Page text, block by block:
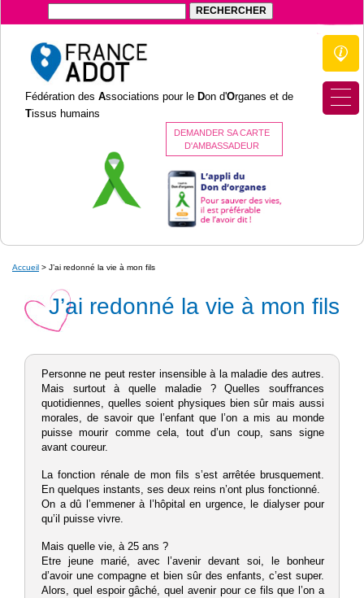
Fédération des Associations pour le Don d'Organes et de
Tissus humains
DEMANDER SA CARTE
D'AMBASSADEUR
Accueil > J’ai redonné la vie à mon fils
J’ai redonné la vie à mon fils
Personne ne peut rester insensible à la maladie des autres.
Mais surtout à quelle maladie ? Quelles souffrances
quotidiennes, quelles soient physiques bien sûr mais aussi
morales, de savoir que l’enfant que l’on a mis au monde
puisse mourir comme cela, tout d’un coup, sans signe
avant coureur.
La fonction rénale de mon fils s’est arrêtée brusquement.
En quelques instants, ses deux reins n’ont plus fonctionné.
On a dû l’emmener à l’hôpital en urgence, le dialyser pour
qu’il puisse vivre.
Mais quelle vie, à 25 ans ?
Etre jeune marié, avec l’avenir devant soi, le bonheur
d’avoir une compagne et bien sûr des enfants, c’est super.
Alors, quel espoir gâché, quel avenir pour ce fils que l’on a